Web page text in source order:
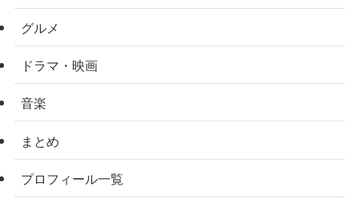
グルメ
ドラマ・映画
音楽
まとめ
プロフィール一覧